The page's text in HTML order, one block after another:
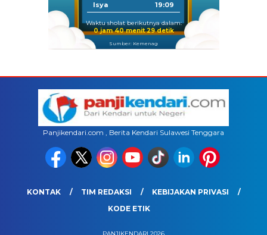
Isya 19:09
Waktu sholat berikutnya dalam:
0 jam 40 menit 29 detik
Sumber: Kemenag
Panjikendari.com , Berita Kendari Sulawesi Tenggara
KONTAK TIM REDAKSI
KEBIJAKAN PRIVASI
KODE ETIK